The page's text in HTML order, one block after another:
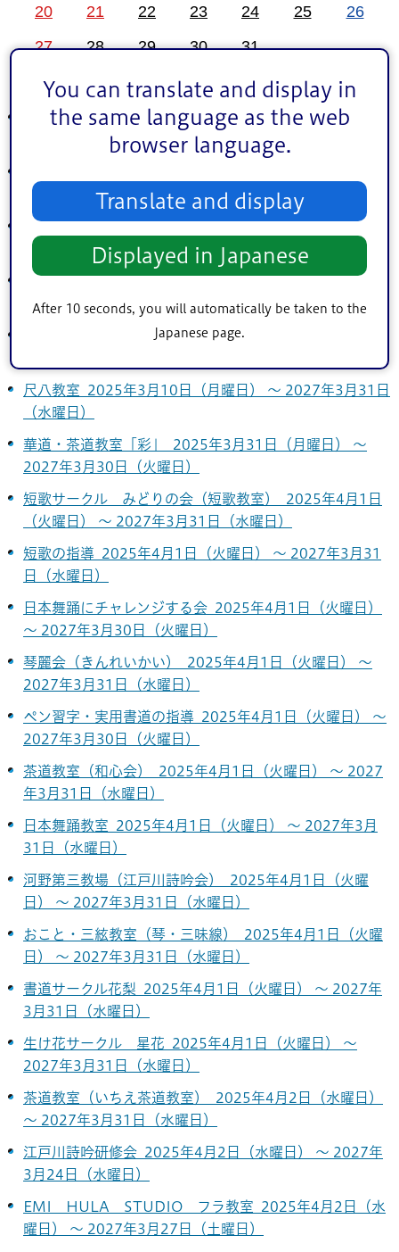
You can translate and display in
the same language as the web
browser language.
Translate and display
Displayed in Japanese
After 10 seconds, you will automatically be taken to the
Japanese page.
20 21 22 23 24 25
26
27
28 29 30 31
トールペイント ハートローズ 2023年4月1日（土曜
日） ～ 2027年3月31日（水曜日）
年4月1日（木曜日）
江戸川区「楽しい！英会話」 2024年11月24日（日曜
日） ～ 2027年3月28日（日曜日）
楽しみま書の会 2025年1月21日（火曜日） ～ 2027年3
月31日（水曜日）
表千家茶道「淡水会」 2025年3月4日（火曜日） ～
尺八教室 2025年3月10日（月曜日） ～ 2027年3月31日
（水曜日）
華道・茶道教室「彩」 2025年3月31日（月曜日） ～
2027年3月30日（火曜日）
短歌サークル みどりの会（短歌教室） 2025年4月1日
（火曜日） ～ 2027年3月31日（水曜日）
短歌の指導 2025年4月1日（火曜日） ～ 2027年3月31
日（水曜日）
日本舞踊にチャレンジする会 2025年4月1日（火曜日）
～ 2027年3月30日（火曜日）
琴麗会（きんれいかい） 2025年4月1日（火曜日） ～
2027年3月31日（水曜日）
ペン習字・実用書道の指導 2025年4月1日（火曜日） ～
2027年3月30日（火曜日）
茶道教室（和心会） 2025年4月1日（火曜日） ～ 2027
年3月31日（水曜日）
日本舞踊教室 2025年4月1日（火曜日） ～ 2027年3月
31日（水曜日）
河野第三教場（江戸川詩吟会） 2025年4月1日（火曜
日） ～ 2027年3月31日（水曜日）
おこと・三絃教室（琴・三味線） 2025年4月1日（火曜
日） ～ 2027年3月31日（水曜日）
書道サークル花梨 2025年4月1日（火曜日） ～ 2027年
3月31日（水曜日）
生け花サークル 星花 2025年4月1日（火曜日） ～
2027年3月31日（水曜日）
茶道教室（いちえ茶道教室） 2025年4月2日（水曜日）
～ 2027年3月31日（水曜日）
江戸川詩吟研修会 2025年4月2日（水曜日） ～ 2027年
3月24日（水曜日）
EMI HULA STUDIO フラ教室 2025年4月2日（水
曜日） ～ 2027年3月27日（土曜日）